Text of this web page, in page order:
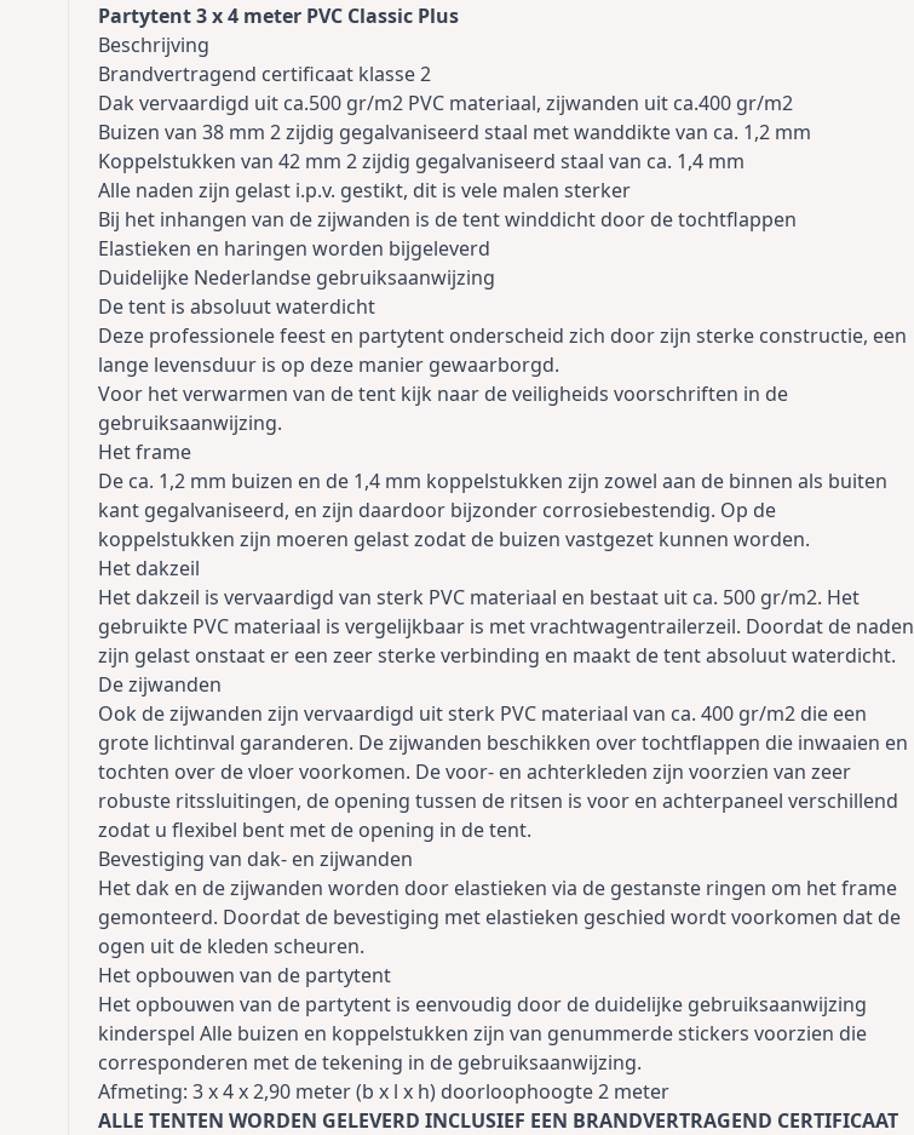
Partytent 3 x 4 meter PVC Classic Plus
Beschrijving
Brandvertragend certificaat klasse 2
Dak vervaardigd uit ca.500 gr/m2 PVC materiaal, zijwanden uit ca.400 gr/m2
Buizen van 38 mm 2 zijdig gegalvaniseerd staal met wanddikte van ca. 1,2 mm
Koppelstukken van 42 mm 2 zijdig gegalvaniseerd staal van ca. 1,4 mm
Alle naden zijn gelast i.p.v. gestikt, dit is vele malen sterker
Bij het inhangen van de zijwanden is de tent winddicht door de tochtflappen
Elastieken en haringen worden bijgeleverd
Duidelijke Nederlandse gebruiksaanwijzing
De tent is absoluut waterdicht
Deze professionele feest en partytent onderscheid zich door zijn sterke constructie, een
lange levensduur is op deze manier gewaarborgd.
Voor het verwarmen van de tent kijk naar de veiligheids voorschriften in de
gebruiksaanwijzing.
Het frame
De ca. 1,2 mm buizen en de 1,4 mm koppelstukken zijn zowel aan de binnen als buiten
kant gegalvaniseerd, en zijn daardoor bijzonder corrosiebestendig. Op de
koppelstukken zijn moeren gelast zodat de buizen vastgezet kunnen worden.
Het dakzeil
Het dakzeil is vervaardigd van sterk PVC materiaal en bestaat uit ca. 500 gr/m2. Het
gebruikte PVC materiaal is vergelijkbaar is met vrachtwagentrailerzeil. Doordat de naden
zijn gelast onstaat er een zeer sterke verbinding en maakt de tent absoluut waterdicht.
De zijwanden
Ook de zijwanden zijn vervaardigd uit sterk PVC materiaal van ca. 400 gr/m2 die een
grote lichtinval garanderen. De zijwanden beschikken over tochtflappen die inwaaien en
tochten over de vloer voorkomen. De voor- en achterkleden zijn voorzien van zeer
robuste ritssluitingen, de opening tussen de ritsen is voor en achterpaneel verschillend
zodat u flexibel bent met de opening in de tent.
Bevestiging van dak- en zijwanden
Het dak en de zijwanden worden door elastieken via de gestanste ringen om het frame
gemonteerd. Doordat de bevestiging met elastieken geschied wordt voorkomen dat de
ogen uit de kleden scheuren.
Het opbouwen van de partytent
Het opbouwen van de partytent is eenvoudig door de duidelijke gebruiksaanwijzing
kinderspel Alle buizen en koppelstukken zijn van genummerde stickers voorzien die
corresponderen met de tekening in de gebruiksaanwijzing.
Afmeting: 3 x 4 x 2,90 meter (b x l x h) doorloophoogte 2 meter
ALLE TENTEN WORDEN GELEVERD INCLUSIEF EEN BRANDVERTRAGEND CERTIFICAAT